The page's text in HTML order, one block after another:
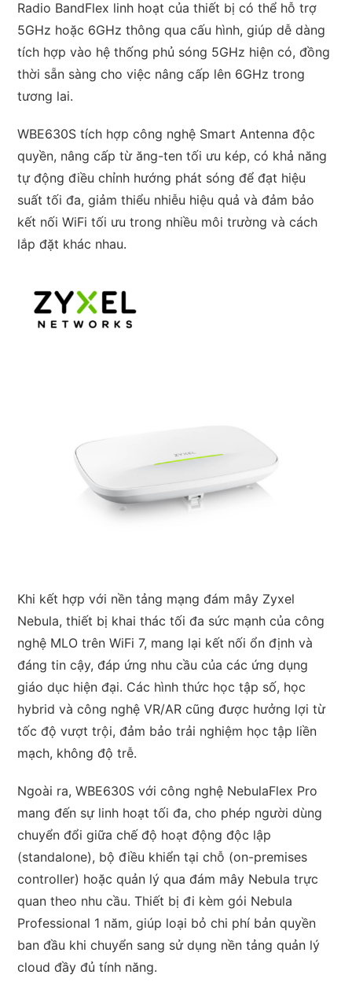
Radio BandFlex linh hoạt của thiết bị có thể hỗ trợ
5GHz hoặc 6GHz thông qua cấu hình, giúp dễ dàng
tích hợp vào hệ thống phủ sóng 5GHz hiện có, đồng
thời sẵn sàng cho việc nâng cấp lên 6GHz trong
tương lai.
WBE630S tích hợp công nghệ Smart Antenna độc
quyền, nâng cấp từ ăng-ten tối ưu kép, có khả năng
tự động điều chỉnh hướng phát sóng để đạt hiệu
suất tối đa, giảm thiểu nhiễu hiệu quả và đảm bảo
kết nối WiFi tối ưu trong nhiều môi trường và cách
lắp đặt khác nhau.
Khi kết hợp với nền tảng mạng đám mây Zyxel
Nebula, thiết bị khai thác tối đa sức mạnh của công
nghệ MLO trên WiFi 7, mang lại kết nối ổn định và
đáng tin cậy, đáp ứng nhu cầu của các ứng dụng
giáo dục hiện đại. Các hình thức học tập số, học
hybrid và công nghệ VR/AR cũng được hưởng lợi từ
tốc độ vượt trội, đảm bảo trải nghiệm học tập liền
mạch, không độ trễ.
Ngoài ra, WBE630S với công nghệ NebulaFlex Pro
mang đến sự linh hoạt tối đa, cho phép người dùng
chuyển đổi giữa chế độ hoạt động độc lập
(standalone), bộ điều khiển tại chỗ (on-premises
controller) hoặc quản lý qua đám mây Nebula trực
quan theo nhu cầu. Thiết bị đi kèm gói Nebula
Professional 1 năm, giúp loại bỏ chi phí bản quyền
ban đầu khi chuyển sang sử dụng nền tảng quản lý
cloud đầy đủ tính năng.